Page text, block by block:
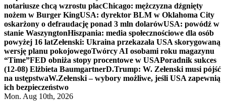
notariusze chcą wzrostu płacChicago: mężczyzna dźgnięty
nożem w Burger KingUSA: dyrektor BLM w Oklahoma City
oskarżony o defraudację ponad 3 mln dolarówUSA: powódź w
stanie WaszyngtonHiszpania: media społecznościowe dla osób
powyżej 16 latZełenski: Ukraina przekazała USA skorygowaną
wersję planu pokojowegoTwórcy AI osobami roku magazynu
“Time”FED obniża stopy procentowe w USAPoradnik sukces
(12-08) Elżbieta BaumgartnerD.Trump: W. Zełenski musi pójść
na ustępstwaW.Zełenski – wybory możliwe, jeśli USA zapewnią
ich bezpieczeństwo
Mon. Aug 10th, 2026